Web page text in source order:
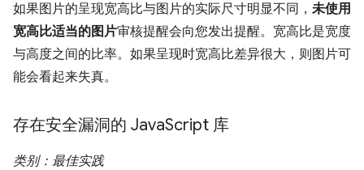
如果图片的呈现宽高比与图片的实际尺寸明显不同， 未使用
宽高比适当的图片审核提醒会向您发出提醒。宽高比是宽度
与高度之间的比率。如果呈现时宽高比差异很大，则图片可
能会看起来失真。
存在安全漏洞的 JavaScript 库
类别：最佳实践